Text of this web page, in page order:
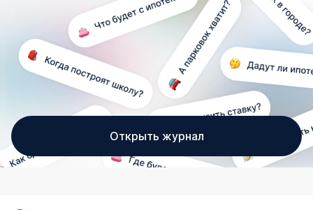
Открыть журнал